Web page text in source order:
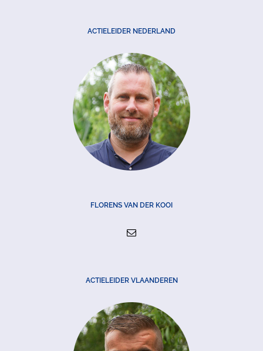
ACTIELEIDER NEDERLAND
FLORENS VAN DER KOOI
ACTIELEIDER VLAANDEREN